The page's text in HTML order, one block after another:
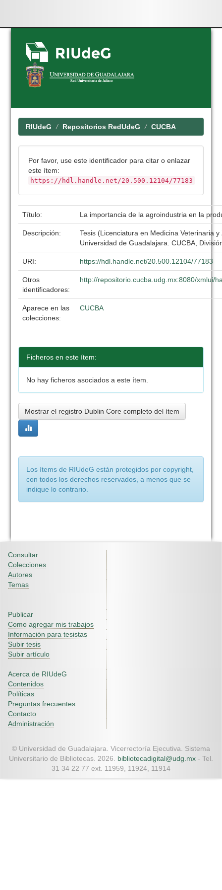
Skip
navigation
RIUdeG Repositorios RedUdeG CUCBA
Por favor, use este identificador para citar o enlazar
este ítem:
https://hdl.handle.net/20.500.12104/77183
Título: La importancia de la agroindustria en la
Descripción:
Tesis (Licenciatura en Medicina Veterinaria
Universidad de Guadalajara. CUCBA,
URI: https://hdl.handle.net/20.500.12104/77183
Otros
identificadores:
http://repositorio.cucba.udg.mx:8080/xmlui/
Aparece en las
colecciones:
CUCBA
Ficheros en este ítem:
No hay ficheros asociados a este ítem.
Mostrar el registro Dublin Core completo del ítem
Los ítems de RIUdeG están protegidos por copyright,
con todos los derechos reservados, a menos que se
indique lo contrario.
Consultar
Colecciones
Autores
Temas
Publicar
Como agregar mis trabajos
Información para tesistas
Subir tesis
Subir artículo
Acerca de RIUdeG
Contenidos
Políticas
Preguntas frecuentes
Contacto
Administración
© Universidad de Guadalajara. Vicerrectoría Ejecutiva. Sistema
Universitario de Bibliotecas. 2026. bibliotecadigital@udg.mx - Tel.
31 34 22 77 ext. 11959, 11924, 11914